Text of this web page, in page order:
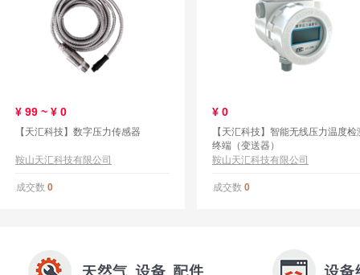
¥ 99 ~ ¥ 0
【天汇科技】数字压力传感器
鞍山天汇科技有限公司
成交数 0
¥ 0
【天汇科技】智能无线压力温度检
终端（变送器）
鞍山天汇科技有限公司
成交数 0